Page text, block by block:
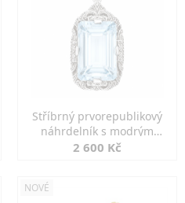
Stříbrný prvorepublikový
náhrdelník s modrým
spinelem
2 600 Kč
NOVÉ